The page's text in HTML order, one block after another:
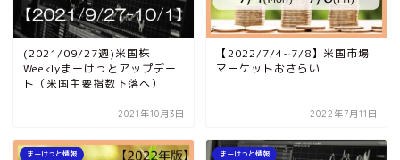
(2021/09/27週)米国株
Weeklyまーけっとアップデー
ト（米国主要指数下落へ）
2021年10月3日
【2022/7/4~7/8】米国市場
マーケットおさらい
2022年7月11日
まーけっと情報 まーけっと情報